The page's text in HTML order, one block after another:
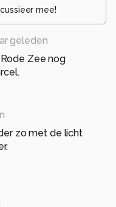
mee!
geleden
Zee nog
zo met de licht